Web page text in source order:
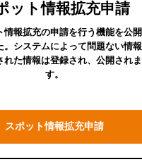
ット情報拡充申請
情報拡充の申請を行う機能を公開
。システムによって問題ない情報
れた情報は登録され、公開されま
す。
スポット情報拡充申請